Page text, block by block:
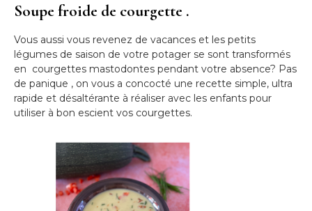
Soupe froide de courgette .
Vous aussi vous revenez de vacances et les petits
légumes de saison de votre potager se sont transformés
en courgettes mastodontes pendant votre absence? Pas
de panique , on vous a concocté une recette simple, ultra
rapide et désaltérante à réaliser avec les enfants pour
utiliser à bon escient vos courgettes.